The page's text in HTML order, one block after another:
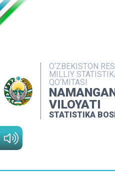
O‘ZBEKISTON
MILLIY
QO‘MITASI
VILOYATI
STATISTIKA
INTERAKTIV
MATBUOT